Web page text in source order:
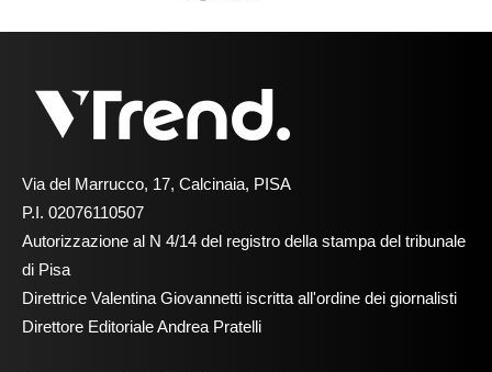
Via del Marrucco, 17, Calcinaia, PISA
P.I. 02076110507
Autorizzazione al N 4/14 del registro della stampa del tribunale
di Pisa
Direttrice Valentina Giovannetti iscritta all'ordine dei giornalisti
Direttore Editoriale Andrea Pratelli